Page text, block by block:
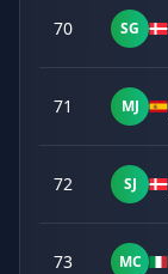
70 SG
71 MJ
72 SJ
73 MC